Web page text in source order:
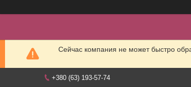
Сейчас компания не может быстро
+380 (63) 193-57-74